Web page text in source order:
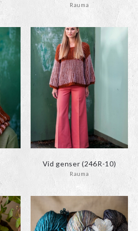
Rauma
Vid genser (246R-10)
Rauma